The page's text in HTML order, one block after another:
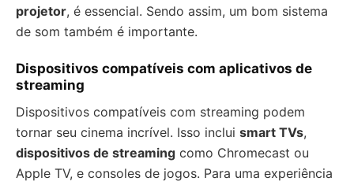
projetor, é essencial. Sendo assim, um bom sistema
de som também é importante.
Dispositivos compatíveis com aplicativos de
streaming
Dispositivos compatíveis com streaming podem
tornar seu cinema incrível. Isso inclui smart TVs,
dispositivos de streaming como Chromecast ou
Apple TV, e consoles de jogos. Para uma experiência